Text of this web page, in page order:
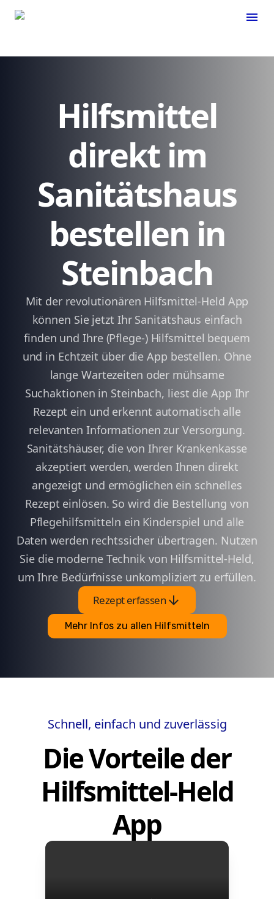
menu
Hilfsmittel
direkt im
Sanitätshaus
bestellen in
Steinbach
Mit der revolutionären Hilfsmittel-Held App
können Sie jetzt Ihr Sanitätshaus einfach
finden und Ihre (Pflege-) Hilfsmittel bequem
und in Echtzeit über die App bestellen. Ohne
lange Wartezeiten oder mühsame
Suchaktionen in Steinbach, liest die App Ihr
Rezept ein und erkennt automatisch alle
relevanten Informationen zur Versorgung.
Sanitätshäuser, die von Ihrer Krankenkasse
akzeptiert werden, werden Ihnen direkt
angezeigt und ermöglichen ein schnelles
Rezept einlösen. So wird die Bestellung von
Pflegehilfsmitteln ein Kinderspiel und alle
Daten werden rechtssicher übertragen. Nutzen
Sie die moderne Technik von Hilfsmittel-Held,
um Ihre Bedürfnisse unkompliziert zu erfüllen.
Rezept erfassenarrow_downward
Mehr Infos zu allen Hilfsmitteln
Schnell, einfach und zuverlässig
Die Vorteile der
Hilfsmittel-Held
App